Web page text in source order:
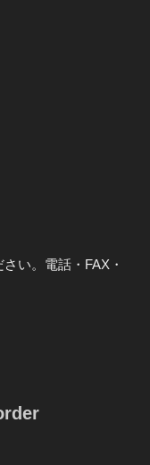
い。電話・FAX・